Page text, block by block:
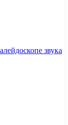
звука